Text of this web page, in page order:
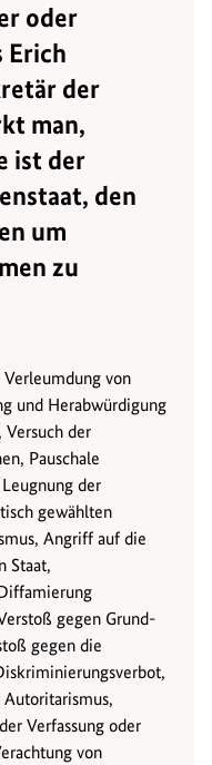
oder
Erich
der
man,
ist der
den
um
zu
von
und Herabwürdigung
Versuch der
Pauschale
der
gewählten
Angriff auf die
Staat,
gegen Grund-
gegen die
Verfassung oder
von